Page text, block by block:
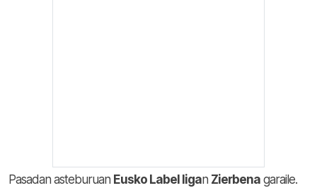
Pasadan asteburuan Eusko Label ligan Zierbena garaile.